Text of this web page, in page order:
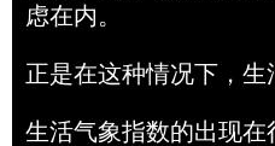
虑在内。
正是在这种情况下，
生活气象指数的出现